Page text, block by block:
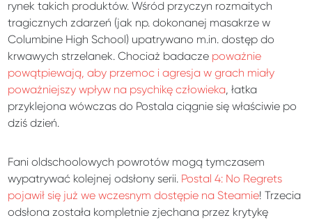
rynek takich produktów. Wśród przyczyn rozmaitych
tragicznych zdarzeń (jak np. dokonanej masakrze w
Columbine High School) upatrywano m.in. dostęp do
krwawych strzelanek. Chociaż badacze poważnie
powątpiewają, aby przemoc i agresja w grach miały
poważniejszy wpływ na psychikę człowieka, łatka
przyklejona wówczas do Postala ciągnie się właściwie po
dziś dzień.
Fani oldschoolowych powrotów mogą tymczasem
wypatrywać kolejnej odsłony serii. Postal 4: No Regrets
pojawił się już we wczesnym dostępie na Steamie! Trzecia
odsłona została kompletnie zjechana przez krytykę